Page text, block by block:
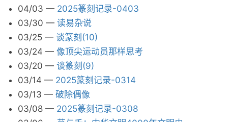
04/03 — 2025篆刻记录-0403
03/30 — 读易杂说
03/25 — 谈篆刻(10)
03/24 — 像顶尖运动员那样思考
03/20 — 谈篆刻(9)
03/14 — 2025篆刻记录-0314
03/13 — 破除偶像
03/08 — 2025篆刻记录-0308